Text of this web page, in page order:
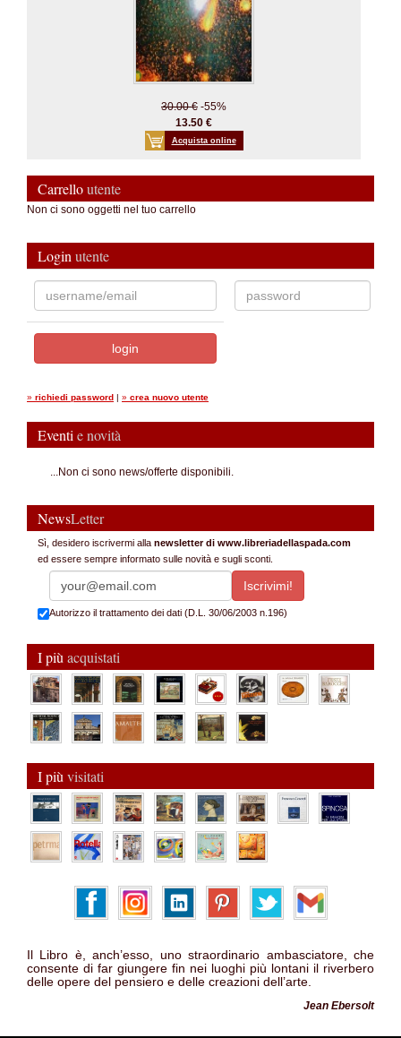
30.00 € -55%
13.50 €
Acquista online
Carrelloutente
Non ci sono oggetti nel tuo carrello
Login utente
» richiedi password | » crea nuovo utente
Eventi e novità
...Non ci sono news/offerte disponibili.
NewsLetter
Sì, desidero iscrivermi alla newsletter di www.libreriadellaspada.com
ed essere sempre informato sulle novità e sugli sconti.
Autorizzo il trattamento dei dati (D.L. 30/06/2003 n.196)
I più acquistati
I più visitati
Il Libro è, anch’esso, uno straordinario ambasciatore, che
consente di far giungere fin nei luoghi più lontani il riverbero
delle opere del pensiero e delle creazioni dell’arte.
Jean Ebersolt